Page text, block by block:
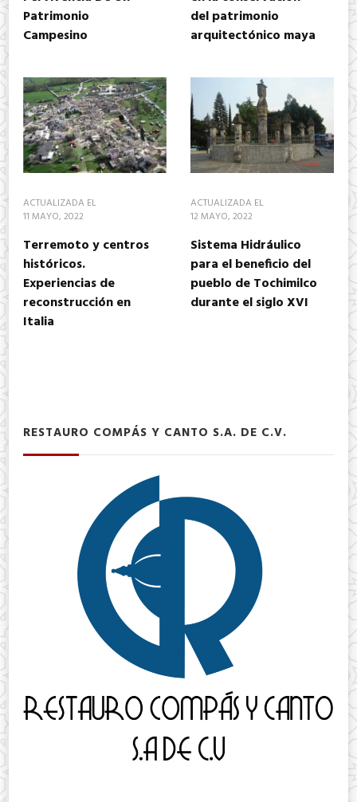
Patrimonio
Campesino
del patrimonio
arquitectónico maya
ACTUALIZADA EL
11 MAYO, 2022
Terremoto y centros
históricos.
Experiencias de
reconstrucción en
Italia
ACTUALIZADA EL
12 MAYO, 2022
Sistema Hidráulico
para el beneficio del
pueblo de Tochimilco
durante el siglo XVI
RESTAURO COMPÁS Y CANTO S.A. DE C.V.